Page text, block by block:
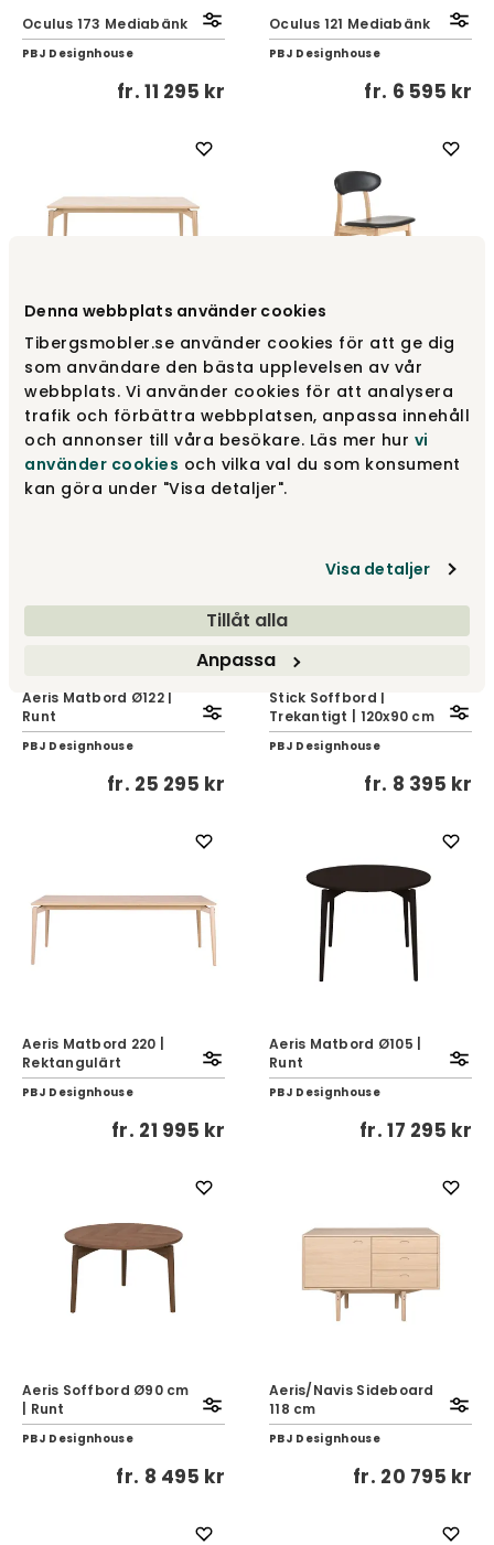
Denna webbplats använder cookies
Tibergsmobler.se använder cookies för att ge dig
som användare den bästa upplevelsen av vår
webbplats. Vi använder cookies för att analysera
trafik och förbättra webbplatsen, anpassa innehåll
och annonser till våra besökare. Läs mer hur vi
använder cookies och vilka val du som konsument
kan göra under "Visa detaljer".
Visa detaljer
Tillåt alla
Anpassa
Oculus 173 Mediabänk
PBJ Designhouse
fr.11 295 kr
Oculus 121 Mediabänk
PBJ Designhouse
fr. 6 595 kr
Aeris Matbord 175 |
Rektangulärt
PBJ Designhouse
fr.19 695 kr
Tribe Stol | Lux
PBJ Designhouse
fr.6 395 kr
Aeris Matbord Ø122 |
Runt
PBJ Designhouse
fr. 25 295 kr
Stick Soffbord |
Trekantigt | 120x90 cm
PBJ Designhouse
fr. 8 395 kr
Aeris Matbord 220 |
Rektangulärt
PBJ Designhouse
fr. 21 995 kr
Aeris Matbord Ø105 |
Runt
PBJ Designhouse
fr.17 295 kr
Aeris Soffbord Ø90 cm
| Runt
PBJ Designhouse
fr. 8 495 kr
Aeris/Navis Sideboard
118 cm
PBJ Designhouse
fr. 20 795 kr